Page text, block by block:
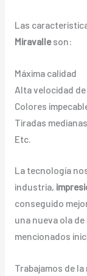
Las
Miravalleson:
Máxima calidad
Alta velocidad
Colores
Tiradas
Etc.
La tecnología
industria,
conseguido
una nueva ola
mencionados
Trabajamos de